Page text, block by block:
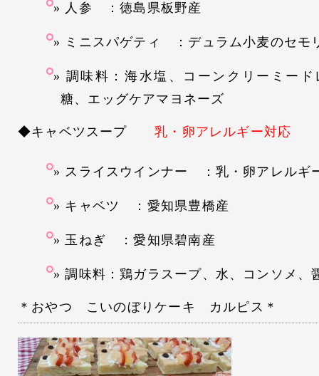
人参 ：徳島県板野産
ミニスパゲティ ：デュラム小麦のセモ
調味料：海水塩、コーンクリーミー
糖、エッグケアマヨネーズ
◆キャベツスープ 乳・卵アレルギー対応
スライスウインナー ：乳・卵アレルギ
キャベツ ：愛知県豊橋産
玉ねぎ ：愛知県碧南産
調味料：鶏ガラスープ、水、コンソメ、
＊おやつ こいのぼりケーキ カルピス＊